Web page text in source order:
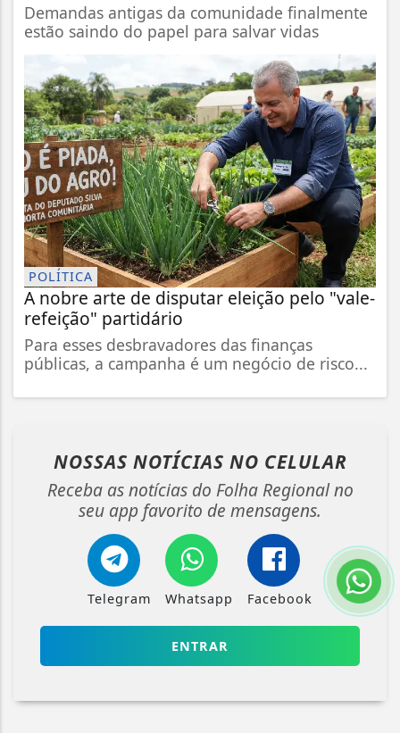
Demandas antigas da comunidade finalmente
estão saindo do papel para salvar vidas
POLÍTICA
A nobre arte de disputar eleição pelo "vale-
refeição" partidário
Para esses desbravadores das finanças
públicas, a campanha é um negócio de risco...
NOSSAS NOTÍCIAS NO CELULAR
Receba as notícias do Folha Regional no
seu app favorito de mensagens.
Telegram Whatsapp Facebook
ENTRAR